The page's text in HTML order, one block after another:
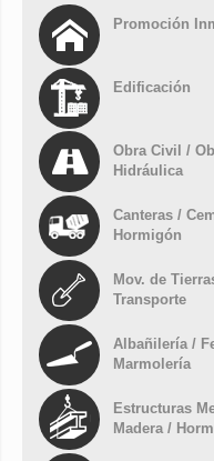
Promoción
Edificación
Obra Civil /
Hidráulica
Canteras /
Hormigón
Mov. de
Transporte
Albañilería /
Marmolería
Estructuras
Madera /